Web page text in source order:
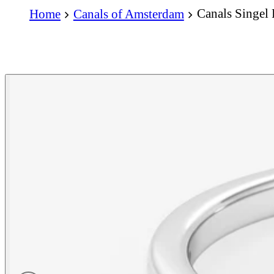
Home Canals of Amsterdam Canals Singel